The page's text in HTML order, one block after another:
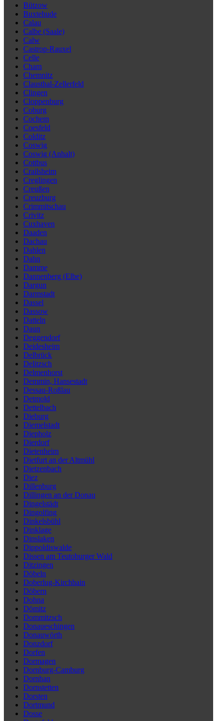
Bützow
Buxtehude
Calau
Calbe (Saale)
Calw
Castrop-Rauxel
Celle
Cham
Chemnitz
Clausthal-Zellerfeld
Clingen
Cloppenburg
Coburg
Cochem
Coesfeld
Colditz
Coswig
Coswig (Anhalt)
Cottbus
Crailsheim
Creglingen
Creußen
Creuzburg
Crimmitschau
Crivitz
Cuxhaven
Daaden
Dachau
Dahlen
Dahn
Damme
Dannenberg (Elbe)
Dargun
Darmstadt
Dassel
Dassow
Datteln
Daun
Deggendorf
Deidesheim
Delbrück
Delitzsch
Delmenhorst
Demmin, Hansestadt
Dessau-Roßlau
Detmold
Dettelbach
Dieburg
Diemelstadt
Diepholz
Dierdorf
Dietenheim
Dietfurt an der Altmühl
Dietzenbach
Diez
Dillenburg
Dillingen an der Donau
Dingelstädt
Dingolfing
Dinkelsbühl
Dinklage
Dinslaken
Dippoldiswalde
Dissen am Teutoburger Wald
Ditzingen
Döbeln
Doberlug-Kirchhain
Döbern
Dohna
Dömitz
Dommitzsch
Donaueschingen
Donauwörth
Donzdorf
Dorfen
Dormagen
Dornburg-Camburg
Dornhan
Dornstetten
Dorsten
Dortmund
Dosse